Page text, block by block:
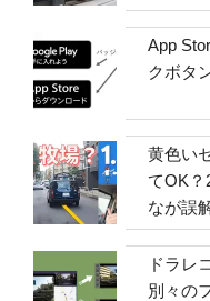
App
クボタ
黄色い
てOK？
なが誤
ドラレ
別々の